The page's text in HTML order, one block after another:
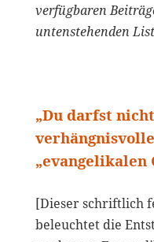
verfügbaren
untenstehenden
„Du darfst
„evangelikalen
[Dieser schriftlich
beleuchtet die